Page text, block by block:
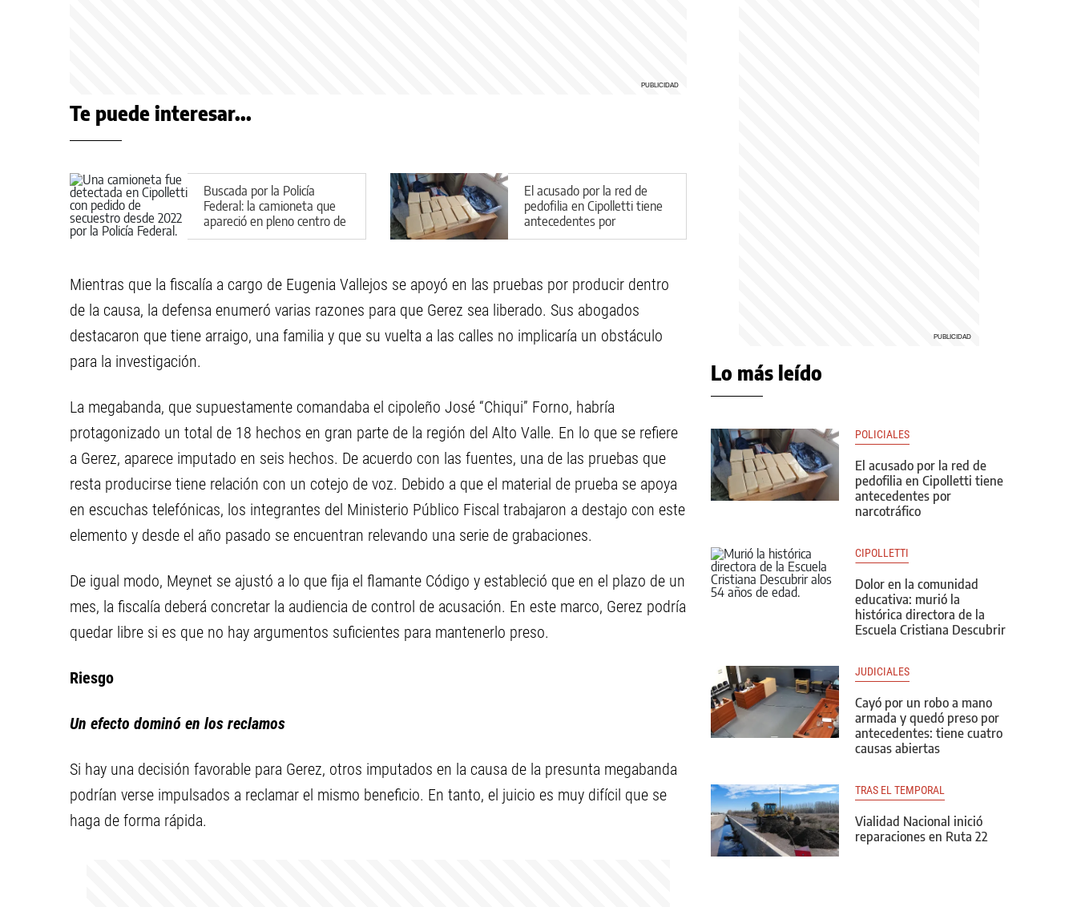
Te puede interesar...
Buscada por la Policía
Federal: la camioneta que
apareció en pleno centro de
Cipolletti
El acusado por la red de
pedofilia en Cipolletti tiene
antecedentes por
narcotráfico
Mientras que la fiscalía a cargo de Eugenia Vallejos se apoyó en las pruebas por producir dentro
de la causa, la defensa enumeró varias razones para que Gerez sea liberado. Sus abogados
destacaron que tiene arraigo, una familia y que su vuelta a las calles no implicaría un obstáculo
para la investigación.
La megabanda, que supuestamente comandaba el cipoleño José “Chiqui” Forno, habría
protagonizado un total de 18 hechos en gran parte de la región del Alto Valle. En lo que se refiere
a Gerez, aparece imputado en seis hechos. De acuerdo con las fuentes, una de las pruebas que
resta producirse tiene relación con un cotejo de voz. Debido a que el material de prueba se apoya
en escuchas telefónicas, los integrantes del Ministerio Público Fiscal trabajaron a destajo con este
elemento y desde el año pasado se encuentran relevando una serie de grabaciones.
De igual modo, Meynet se ajustó a lo que fija el flamante Código y estableció que en el plazo de un
mes, la fiscalía deberá concretar la audiencia de control de acusación. En este marco, Gerez podría
quedar libre si es que no hay argumentos suficientes para mantenerlo preso.
Riesgo
Un efecto dominó en los reclamos
Si hay una decisión favorable para Gerez, otros imputados en la causa de la presunta megabanda
podrían verse impulsados a reclamar el mismo beneficio. En tanto, el juicio es muy difícil que se
haga de forma rápida.
Lo más leído
POLICIALES
El acusado por la red de
pedofilia en Cipolletti tiene
antecedentes por
narcotráfico
CIPOLLETTI
Dolor en la comunidad
educativa: murió la
histórica directora de la
Escuela Cristiana Descubrir
JUDICIALES
Cayó por un robo a mano
armada y quedó preso por
antecedentes: tiene cuatro
causas abiertas
TRAS EL TEMPORAL
Vialidad Nacional inició
reparaciones en Ruta 22